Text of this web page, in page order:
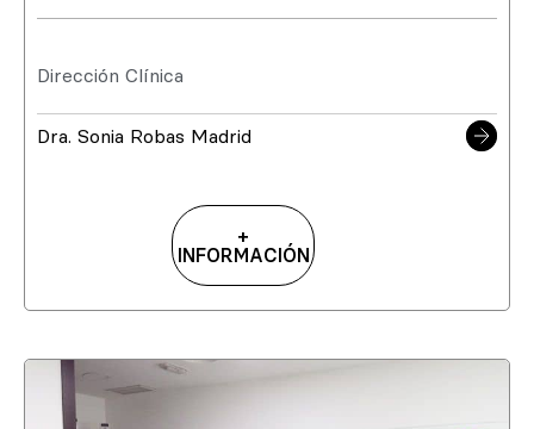
Dirección Clínica
Dra. Sonia Robas Madrid
+
INFORMACIÓN